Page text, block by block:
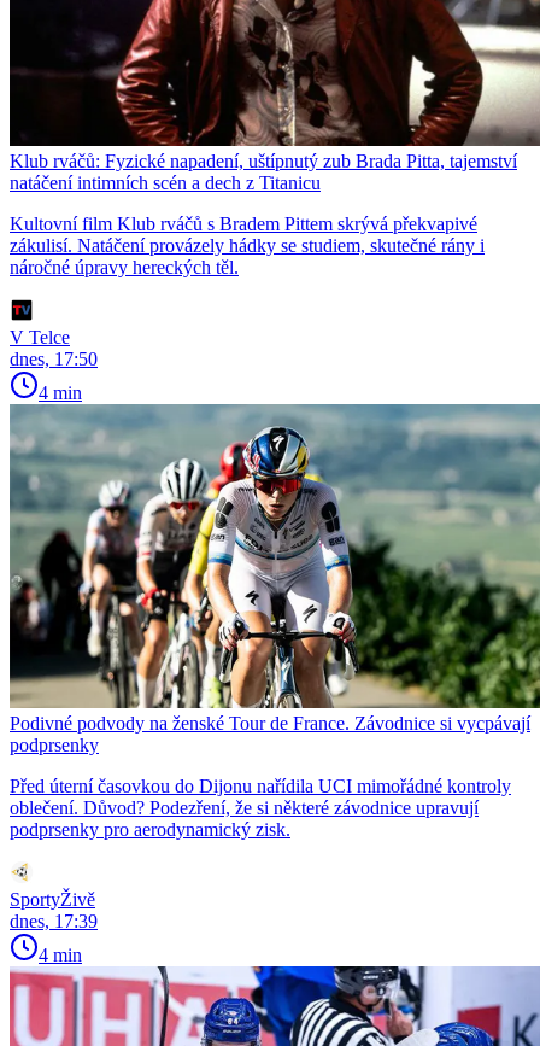
Klub rváčů: Fyzické napadení, uštípnutý zub Brada Pitta, tajemství
natáčení intimních scén a dech z Titanicu
Kultovní film Klub rváčů s Bradem Pittem skrývá překvapivé
zákulisí. Natáčení provázely hádky se studiem, skutečné rány i
náročné úpravy hereckých těl.
V Telce
dnes, 17:50
4 min
Podivné podvody na ženské Tour de France. Závodnice si vycpávají
podprsenky
Před úterní časovkou do Dijonu nařídila UCI mimořádné kontroly
oblečení. Důvod? Podezření, že si některé závodnice upravují
podprsenky pro aerodynamický zisk.
SportyŽivě
dnes, 17:39
4 min